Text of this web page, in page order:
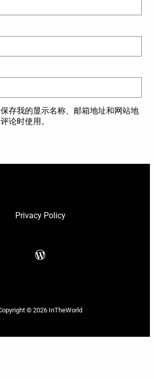
存我的显示名称、邮箱地址和网站地
论时使用。
Privacy Policy
WordPress
© 2026 InTheWorld